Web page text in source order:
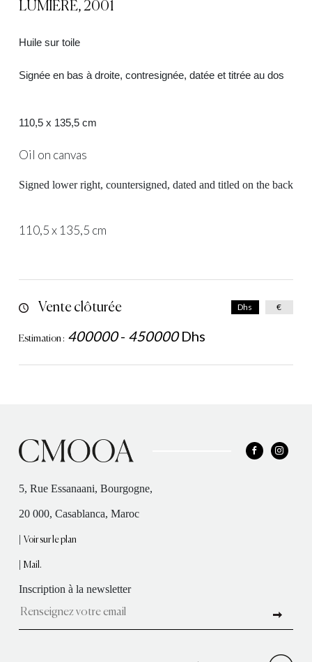
LUMIÈRE, 2001
Huile sur toile
Signée en bas à droite, contresignée, datée et titrée au dos
110,5 x 135,5 cm
Oil on canvas
Signed lower right, countersigned, dated and titled on the back
110,5 x 135,5 cm
Vente clôturée
Estimation : 400000- 450000 Dhs
Dhs €
5, Rue Essanaani, Bourgogne,
20 000, Casablanca, Maroc
|Voir sur le plan
|Mail.
Inscription à la newsletter